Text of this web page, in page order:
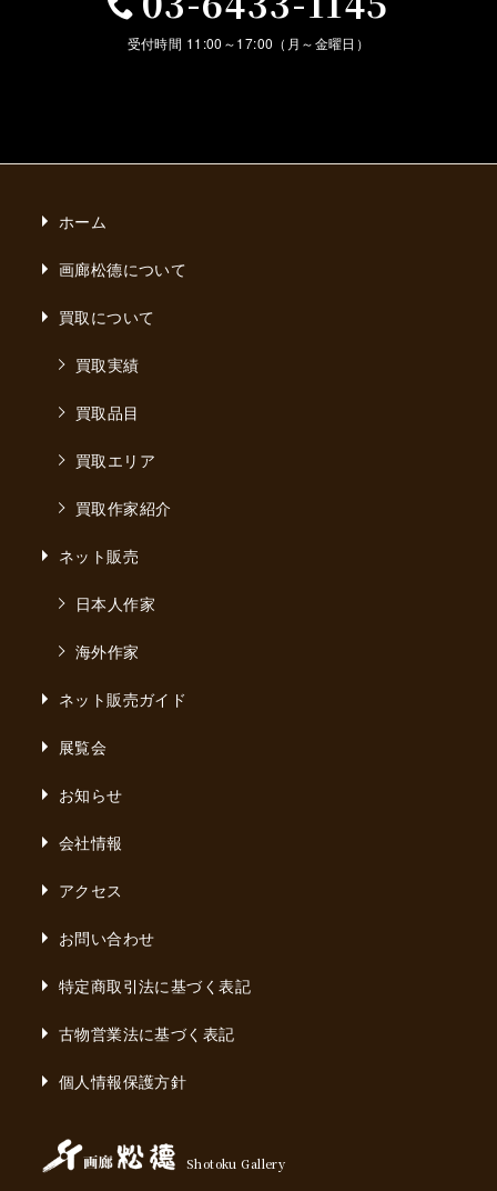
受付時間 11:00～17:00（月～金曜日）
ホーム
画廊松德について
買取について
買取実績
買取品目
買取エリア
買取作家紹介
ネット販売
日本人作家
海外作家
ネット販売ガイド
展覧会
お知らせ
会社情報
アクセス
お問い合わせ
特定商取引法に基づく表記
古物営業法に基づく表記
個人情報保護方針
Shotoku Gallery